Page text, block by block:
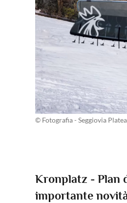
© Fotografia - Seggiovia
Kronplatz - Plan
importante